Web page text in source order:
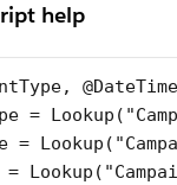
help
=
=
=